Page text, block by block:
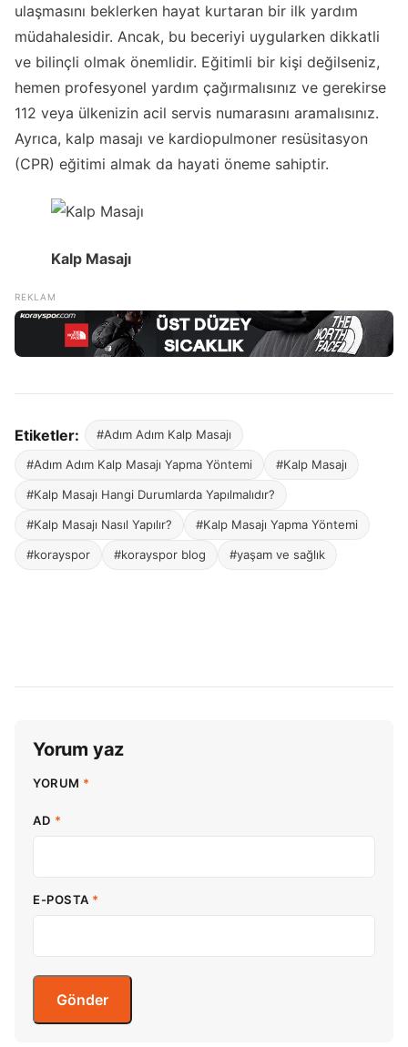
ulaşmasını beklerken hayat kurtaran bir ilk yardım
müdahalesidir. Ancak, bu beceriyi uygularken dikkatli
ve bilinçli olmak önemlidir. Eğitimli bir kişi değilseniz,
hemen profesyonel yardım çağırmalısınız ve gerekirse
112 veya ülkenizin acil servis numarasını aramalısınız.
Ayrıca, kalp masajı ve kardiopulmoner resüsitasyon
(CPR) eğitimi almak da hayati öneme sahiptir.
Kalp Masajı
Etiketler: #Adım Adım Kalp Masajı
#Adım Adım Kalp Masajı Yapma Yöntemi #Kalp Masajı
#Kalp Masajı Hangi Durumlarda Yapılmalıdır?
#Kalp Masajı Nasıl Yapılır? #Kalp Masajı Yapma Yöntemi
#korayspor #korayspor blog #yaşam ve sağlık
Yorum yaz
YORUM *
AD *
E-POSTA *